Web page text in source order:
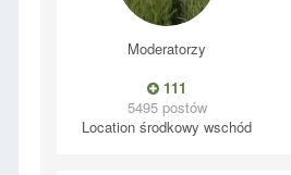
Moderatorzy
111
5495 postów
Location środkowy wschód